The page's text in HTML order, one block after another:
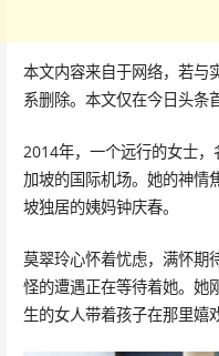
本文内容来自于网络，若与
系删除。本文仅在今日头条
2014年，一个远行的女士
加坡的国际机场。她的神情
坡独居的姨妈钟庆春。
莫翠玲心怀着忧虑，满怀期
怪的遭遇正在等待着她。她
生的女人带着孩子在那里嬉戏